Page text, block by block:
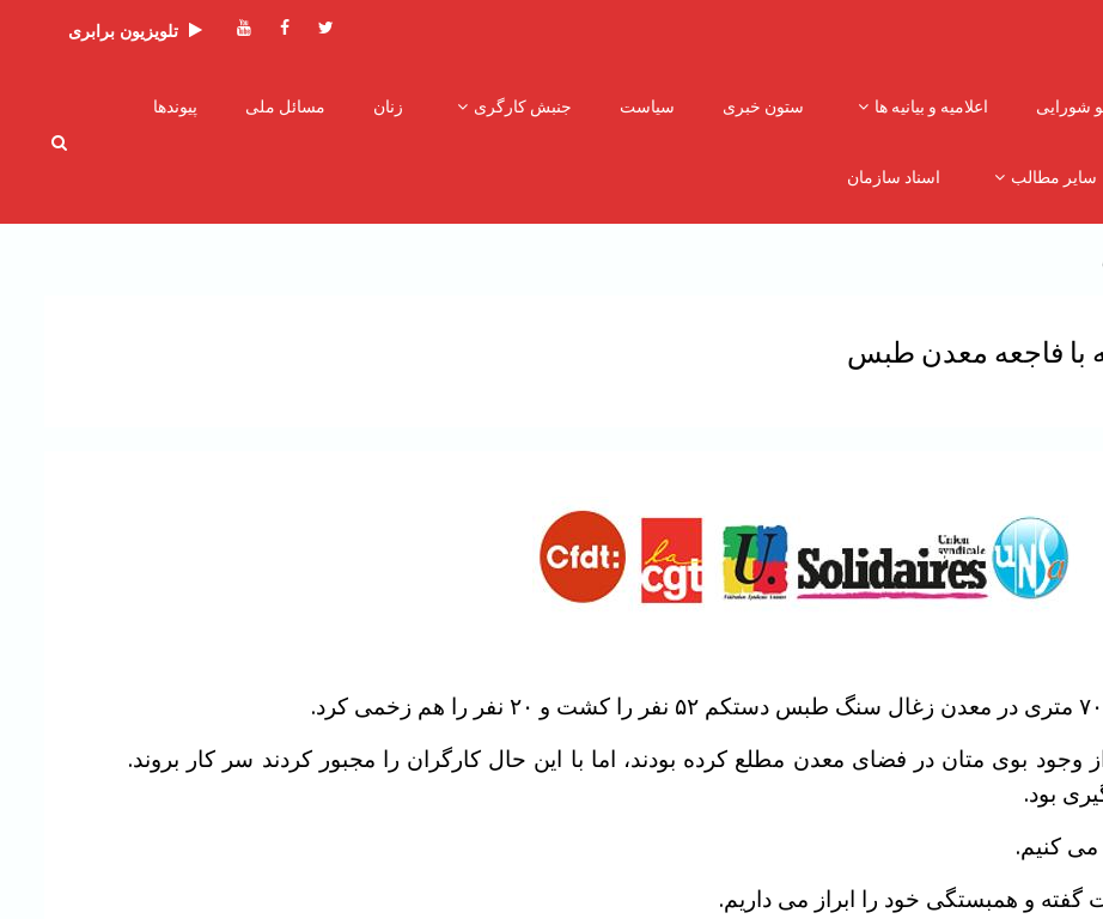
توئیترفیسبوکیوتیوب تلویزیون برابری
شورایی اعلامیه و بیانیه ها ستون خبری سیاست جنبش کارگری زنان مسائل ملی پیوندها
سایر مطالب اسناد سازمان
با فاجعه معدن طبس
وجود بوی متان در فضای معدن مطلع کرده بودند، اما با این حال کارگران را مجبور کردند سر کار بروند.
بود.
کنیم.
گفته و همبستگی خود را ابراز می داریم.